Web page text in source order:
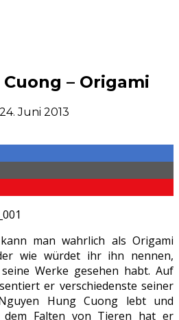
– Origami
24. Juni 2013
man wahrlich als Origami
wie würdet ihr ihn nennen,
Werke gesehen habt. Auf
er verschiedenste seiner
Hung Cuong lebt und
Falten von Tieren hat er